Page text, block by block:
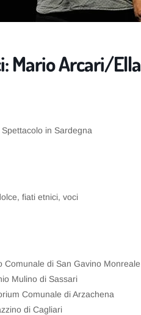
Mario Arcari/
in Sardegna
fiati etnici, voci
di San Gavino Monreale
Mulino di Sassari
Comunale di Arzachena
di Cagliari